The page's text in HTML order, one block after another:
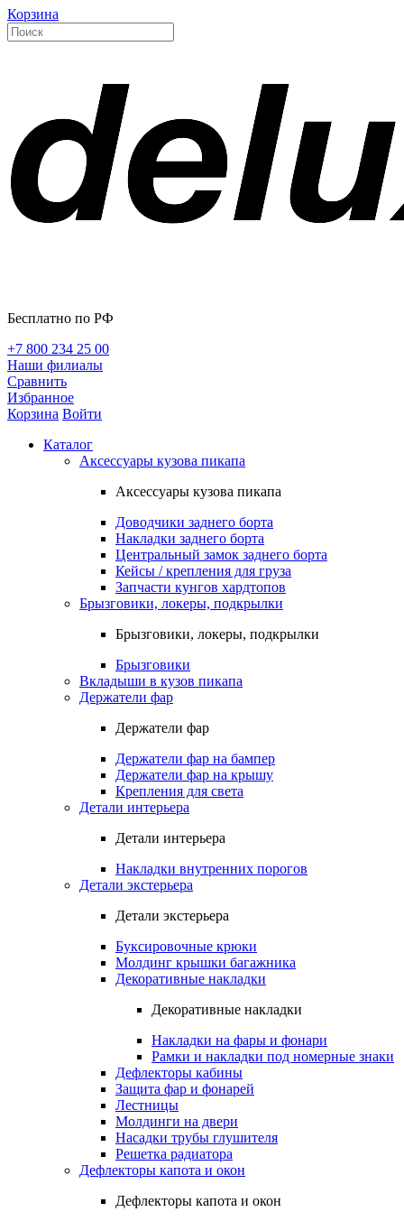
Корзина
Бесплатно по РФ
+7 800 234 25 00
Наши филиалы
Сравнить
Избранное
Корзина Войти
Каталог
Аксессуары кузова пикапа
Аксессуары кузова пикапа
Доводчики заднего борта
Накладки заднего борта
Центральный замок заднего борта
Кейсы / крепления для груза
Запчасти кунгов хардтопов
Брызговики, локеры, подкрылки
Брызговики, локеры, подкрылки
Брызговики
Вкладыши в кузов пикапа
Держатели фар
Держатели фар
Держатели фар на бампер
Держатели фар на крышу
Крепления для света
Детали интерьера
Детали интерьера
Накладки внутренних порогов
Детали экстерьера
Детали экстерьера
Буксировочные крюки
Молдинг крышки багажника
Декоративные накладки
Декоративные накладки
Накладки на фары и фонари
Рамки и накладки под номерные знаки
Дефлекторы кабины
Защита фар и фонарей
Лестницы
Молдинги на двери
Насадки трубы глушителя
Решетка радиатора
Дефлекторы капота и окон
Дефлекторы капота и окон